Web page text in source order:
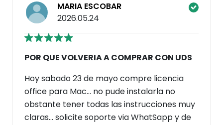
MARIA ESCOBAR
2026.05.24
POR QUE VOLVERIA A COMPRAR CON UDS
Hoy sabado 23 de mayo compre licencia
office para Mac... no pude instalarla no
obstante tener todas las instrucciones muy
claras... solicite soporte via WhatSapp y de